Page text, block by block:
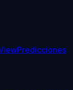
Predicciones